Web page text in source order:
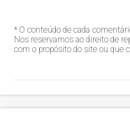
* O conteúdo de cada
Nos reservamos ao direito de
com o propósito do site ou que